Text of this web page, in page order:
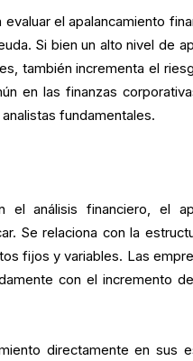
el apalancamiento
Si bien un alto nivel de
también incrementa el
en las finanzas
fundamentales.
análisis financiero, el
Se relaciona con la
fijos y variables. Las
con el incremento
directamente en sus